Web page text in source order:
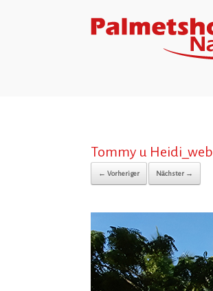
Tommy u Heidi_web
← Vorheriger Nächster →